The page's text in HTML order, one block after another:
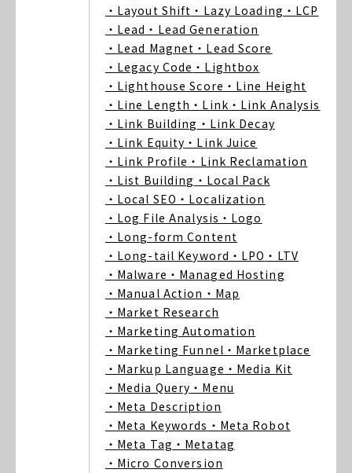
・Layout Shift ・Lazy Loading ・LCP
・Lead ・Lead Generation
・Lead Magnet ・Lead Score
・Legacy Code ・Lightbox
・Lighthouse Score ・Line Height
・Line Length ・Link ・Link Analysis
・Link Building ・Link Decay
・Link Equity ・Link Juice
・Link Profile ・Link Reclamation
・List Building ・Local Pack
・Local SEO ・Localization
・Log File Analysis ・Logo
・Long-form Content
・Long-tail Keyword ・LPO ・LTV
・Malware ・Managed Hosting
・Manual Action ・Map
・Market Research
・Marketing Automation
・Marketing Funnel ・Marketplace
・Markup Language ・Media Kit
・Media Query ・Menu
・Meta Description
・Meta Keywords ・Meta Robot
・Meta Tag ・Metatag
・Micro Conversion